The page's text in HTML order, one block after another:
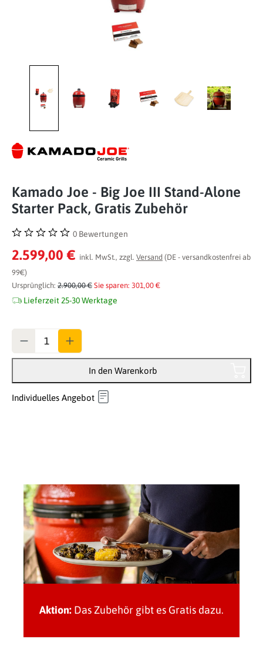
Kamado Joe - Big Joe III Stand-Alone
Starter Pack, Gratis Zubehör
Durchschnittliche Bewertung von 0 von 5 Sternen
0 Bewertungen
2.599,00 € inkl. MwSt., zzgl. Versand (DE - versandkostenfrei ab
99€)
Ursprünglich: 2.900,00 € Sie sparen: 301,00 €
Lieferzeit 25-30 Werktage
In den Warenkorb
Individuelles Angebot
Aktion: Das Zubehör gibt es Gratis dazu.